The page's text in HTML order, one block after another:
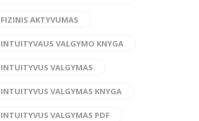
FIZINIS AKTYVUMAS
INTUITYVAUS VALGYMO KNYGA
INTUITYVUS VALGYMAS
INTUITYVUS VALGYMAS KNYGA
INTUITYVUS VALGYMAS PDF